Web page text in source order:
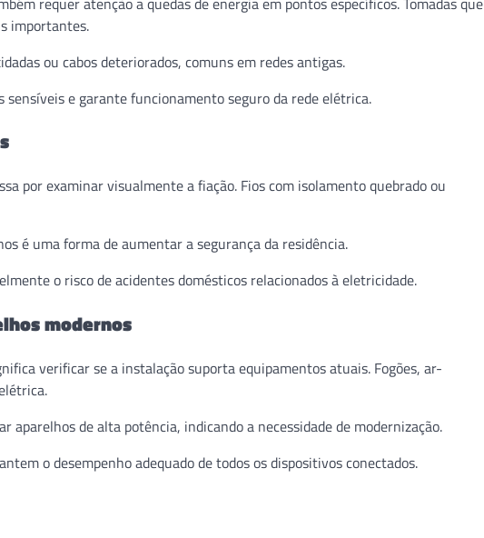
importantes.
ou cabos deteriorados, comuns em redes antigas.
e garante funcionamento seguro da rede elétrica.
por examinar visualmente a fiação. Fios com isolamento quebrado ou
é uma forma de aumentar a segurança da residência.
o risco de acidentes domésticos relacionados à eletricidade.
modernos
verificar se a instalação suporta equipamentos atuais. Fogões, ar-
de alta potência, indicando a necessidade de modernização.
o desempenho adequado de todos os dispositivos conectados.